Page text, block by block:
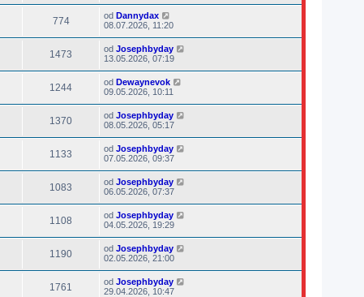
774 od Dannydax
08.07.2026, 11:20
1473 od Josephbyday
13.05.2026, 07:19
1244 od Dewaynevok
09.05.2026, 10:11
1370 od Josephbyday
08.05.2026, 05:17
1133 od Josephbyday
07.05.2026, 09:37
1083 od Josephbyday
06.05.2026, 07:37
1108 od Josephbyday
04.05.2026, 19:29
1190 od Josephbyday
02.05.2026, 21:00
1761 od Josephbyday
29.04.2026, 10:47